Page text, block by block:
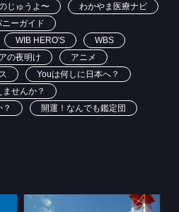
じゅうよ〜
わかやま医療ナビ
ニーガイド
WIB HERO'S
WBS
の夜明け
アニメ
Youは何しに日本へ？
せんか？
開運！なんでも鑑定団